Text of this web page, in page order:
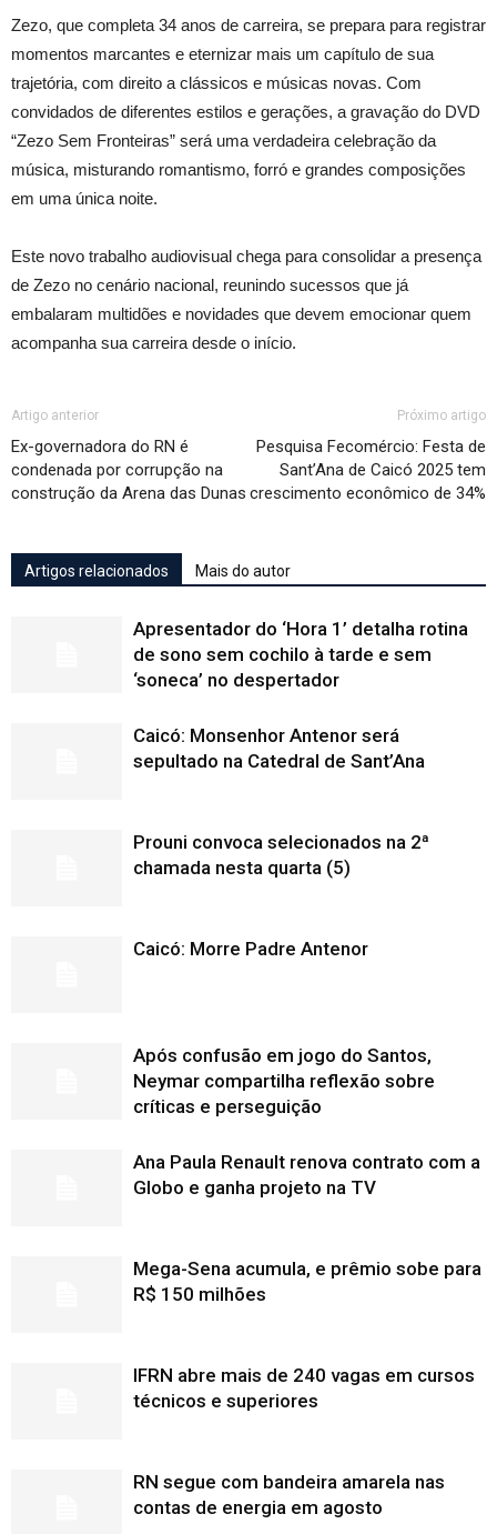
Zezo, que completa 34 anos de carreira, se prepara para registrar
momentos marcantes e eternizar mais um capítulo de sua
trajetória, com direito a clássicos e músicas novas. Com
convidados de diferentes estilos e gerações, a gravação do DVD
“Zezo Sem Fronteiras” será uma verdadeira celebração da
música, misturando romantismo, forró e grandes composições
em uma única noite.
Este novo trabalho audiovisual chega para consolidar a presença
de Zezo no cenário nacional, reunindo sucessos que já
embalaram multidões e novidades que devem emocionar quem
acompanha sua carreira desde o início.
Artigo anterior
Ex-governadora do RN é
condenada por corrupção na
construção da Arena das Dunas
Próximo artigo
Pesquisa Fecomércio: Festa de
Sant’Ana de Caicó 2025 tem
crescimento econômico de 34%
Artigos relacionados Mais do autor
Apresentador do ‘Hora 1’ detalha rotina
de sono sem cochilo à tarde e sem
‘soneca’ no despertador
Caicó: Monsenhor Antenor será
sepultado na Catedral de Sant’Ana
Prouni convoca selecionados na 2ª
chamada nesta quarta (5)
Caicó: Morre Padre Antenor
Após confusão em jogo do Santos,
Neymar compartilha reflexão sobre
críticas e perseguição
Ana Paula Renault renova contrato com a
Globo e ganha projeto na TV
Mega-Sena acumula, e prêmio sobe para
R$ 150 milhões
IFRN abre mais de 240 vagas em cursos
técnicos e superiores
RN segue com bandeira amarela nas
contas de energia em agosto